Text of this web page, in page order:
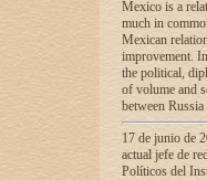
Mexico is a
much in
Mexican
improvement.
the political,
of volume and
between
17 de junio de
actual jefe de
Políticos del